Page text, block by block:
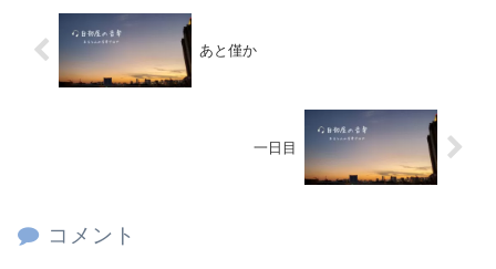
あと僅か
一日目
コメント